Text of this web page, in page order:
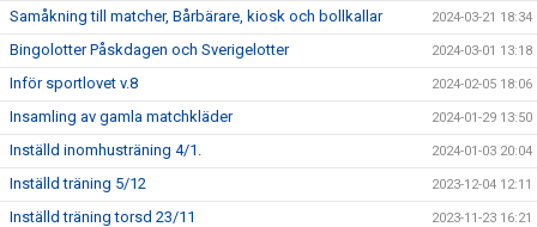
Samåkning till matcher, Bårbärare, kiosk och bollkallar 2024-03-21 18:34
Bingolotter Påskdagen och Sverigelotter 2024-03-01 13:18
Inför sportlovet v.8 2024-02-05 18:06
Insamling av gamla matchkläder 2024-01-29 13:50
Inställd inomhusträning 4/1. 2024-01-03 20:04
Inställd träning 5/12 2023-12-04 12:11
Inställd träning torsd 23/11 2023-11-23 16:21